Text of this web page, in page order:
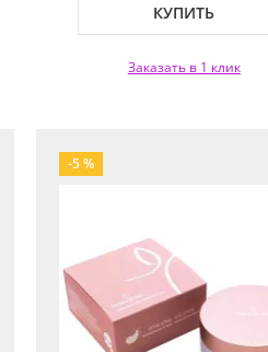
КУПИТЬ
Заказать в 1 клик
-5 %